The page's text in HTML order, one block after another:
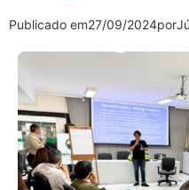
Publicado em27/09/2024por